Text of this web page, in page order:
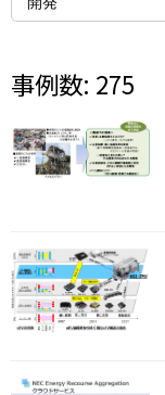
事例数: 275